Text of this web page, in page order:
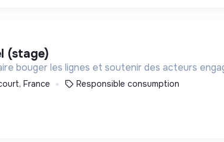
(stage)
bouger les lignes et soutenir des acteurs
France Responsible consumption